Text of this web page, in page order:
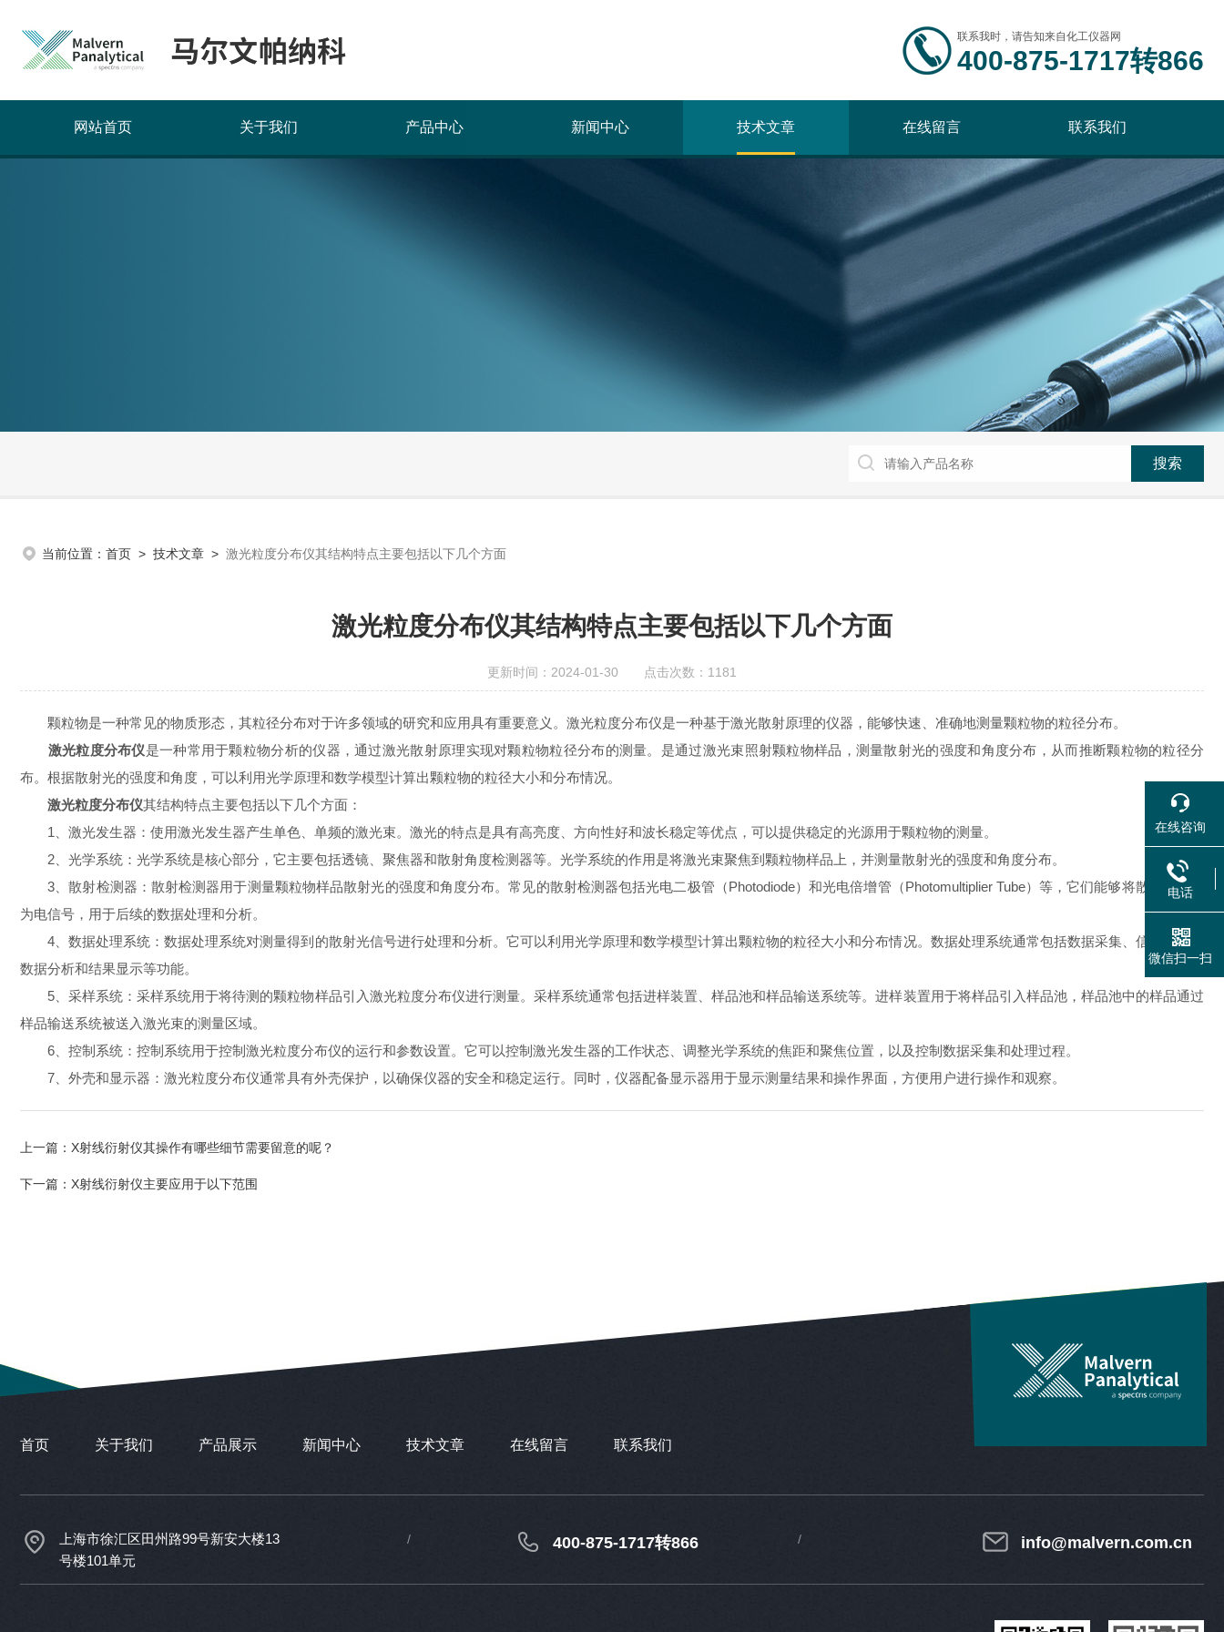
联系我时，请告知来自化工仪器网
400-875-1717转866
网站首页 关于我们 产品中心 新闻中心 技术文章 在线留言 联系我们
当前位置： 首页 > 技术文章 > 激光粒度分布仪其结构特点主要包括以下几个方面
激光粒度分布仪其结构特点主要包括以下几个方面
更新时间：2024-01-30 点击次数：1181
颗粒物是一种常见的物质形态，其粒径分布对于许多领域的研究和应用具有重要意义。激光粒度分布仪是一种基于激光散射原理的仪器，能够快速、准确地测量颗粒物的粒径分布。
激光粒度分布仪是一种常用于颗粒物分析的仪器，通过激光散射原理实现对颗粒物粒径分布的测量。是通过激光束照射颗粒物样品，测量散射光的强度和角度分布，从而推断颗粒物的粒径分
布。根据散射光的强度和角度，可以利用光学原理和数学模型计算出颗粒物的粒径大小和分布情况。
激光粒度分布仪其结构特点主要包括以下几个方面：
1、激光发生器：使用激光发生器产生单色、单频的激光束。激光的特点是具有高亮度、方向性好和波长稳定等优点，可以提供稳定的光源用于颗粒物的测量。
2、光学系统：光学系统是核心部分，它主要包括透镜、聚焦器和散射角度检测器等。光学系统的作用是将激光束聚焦到颗粒物样品上，并测量散射光的强度和角度分布。
3、散射检测器：散射检测器用于测量颗粒物样品散射光的强度和角度分布。常见的散射检测器包括光电二极管（Photodiode）和光电倍增管（Photomultiplier Tube）等，它们能够将散射光转化
为电信号，用于后续的数据处理和分析。
4、数据处理系统：数据处理系统对测量得到的散射光信号进行处理和分析。它可以利用光学原理和数学模型计算出颗粒物的粒径大小和分布情况。数据处理系统通常包括数据采集、信号处理、
数据分析和结果显示等功能。
5、采样系统：采样系统用于将待测的颗粒物样品引入激光粒度分布仪进行测量。采样系统通常包括进样装置、样品池和样品输送系统等。进样装置用于将样品引入样品池，样品池中的样品通过
样品输送系统被送入激光束的测量区域。
6、控制系统：控制系统用于控制激光粒度分布仪的运行和参数设置。它可以控制激光发生器的工作状态、调整光学系统的焦距和聚焦位置，以及控制数据采集和处理过程。
7、外壳和显示器：激光粒度分布仪通常具有外壳保护，以确保仪器的安全和稳定运行。同时，仪器配备显示器用于显示测量结果和操作界面，方便用户进行操作和观察。
上一篇： X射线衍射仪其操作有哪些细节需要留意的呢？
下一篇： X射线衍射仪主要应用于以下范围
首页 关于我们 产品展示 新闻中心 技术文章 在线留言 联系我们
上海市徐汇区田州路99号新安大楼13
号楼101单元
400-875-1717转866 info@malvern.com.cn
在线咨询
电话
微信扫一扫